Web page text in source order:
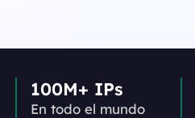
100M+ IPs
En todo el mundo